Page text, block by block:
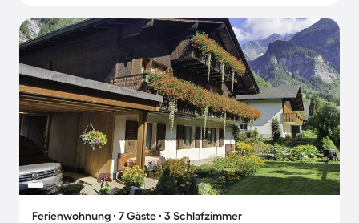
Ferienwohnung ∙ 7 Gäste ∙ 3 Schlafzimmer